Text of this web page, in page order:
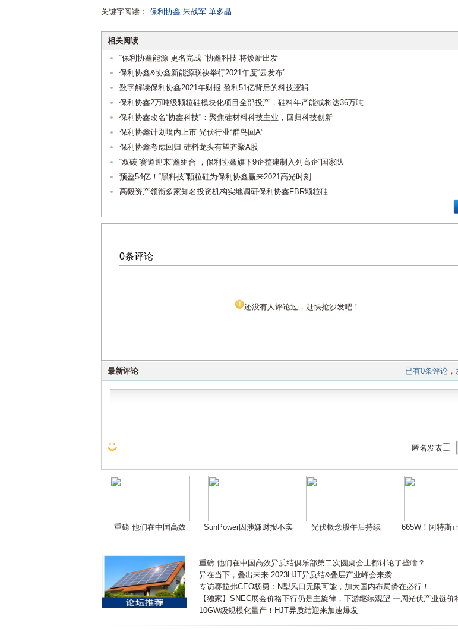
关键字阅读： 保利协鑫 朱战军 单多晶
相关阅读
“保利协鑫能源”更名完成 “协鑫科技”将焕新出发
保利协鑫&协鑫新能源联袂举行2021年度“云发布”
数字解读保利协鑫2021年财报 盈利51亿背后的科技逻辑
保利协鑫2万吨级颗粒硅模块化项目全部投产，硅料年产能或将达36万吨
保利协鑫改名“协鑫科技”：聚焦硅材料科技主业，回归科技创新
保利协鑫计划境内上市 光伏行业“群鸟回A”
保利协鑫考虑回归 硅料龙头有望齐聚A股
“双碳”赛道迎来“鑫组合”，保利协鑫旗下9企整建制入列高企“国家队”
预盈54亿！“黑科技”颗粒硅为保利协鑫赢来2021高光时刻
高毅资产领衔多家知名投资机构实地调研保利协鑫FBR颗粒硅
0条评论
还没有人评论过，赶快抢沙发吧！
已有0条评论，
最新评论
匿名发表
重磅 他们在中国高效 SunPower因涉嫌财报不实 光伏概念股午后持续 665W！阿特斯
重磅 他们在中国高效异质结俱乐部第二次圆桌会上都讨论了些啥？
异在当下，叠出未来 2023HJT异质结&叠层产业峰会来袭
专访赛拉弗CEO杨勇：N型风口无限可能，加大国内布局势在必行！
【独家】SNEC展会价格下行仍是主旋律，下游继续观望 一周光伏产业链价
10GW级规模化量产！HJT异质结迎来加速爆发